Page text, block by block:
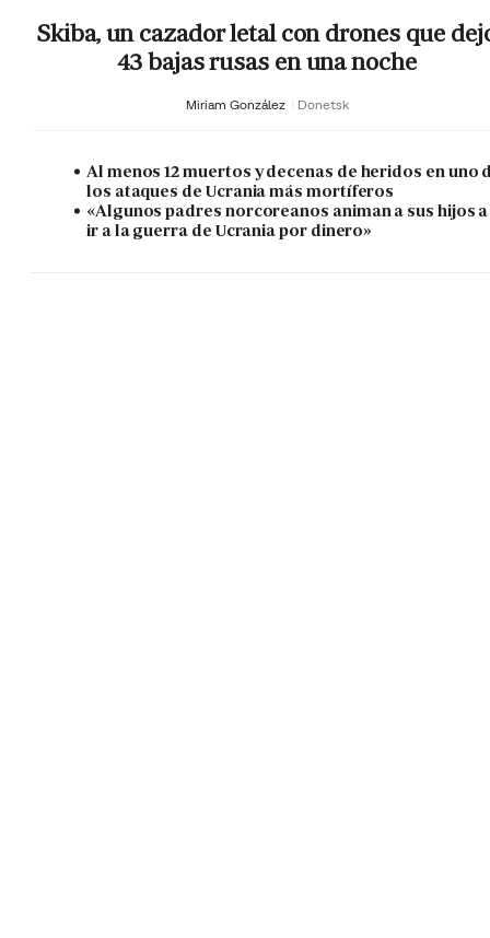
Skiba, un cazador letal con drones que
43 bajas rusas en una noche
Miriam González Donetsk
Al menos 12 muertos y decenas de heridos en uno
los ataques de Ucrania más mortíferos
«Algunos padres norcoreanos animan a sus hijos a
ir a la guerra de Ucrania por dinero»